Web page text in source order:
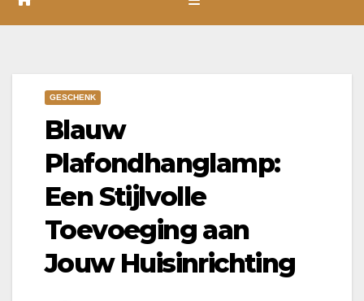
GESCHENK
Blauw
Plafondhanglamp:
Een Stijlvolle
Toevoeging aan
Jouw Huisinrichting